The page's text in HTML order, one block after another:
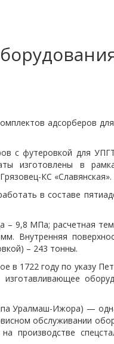
адсорберов
с футеровкой для
изготовлены в
КС «Славянская».
в составе
– 9,8 МПа; расчетная
Внутренняя
– 243 тонны.
в 1722 году по указу
Уралмаш-Ижора) —
обслуживании
производстве